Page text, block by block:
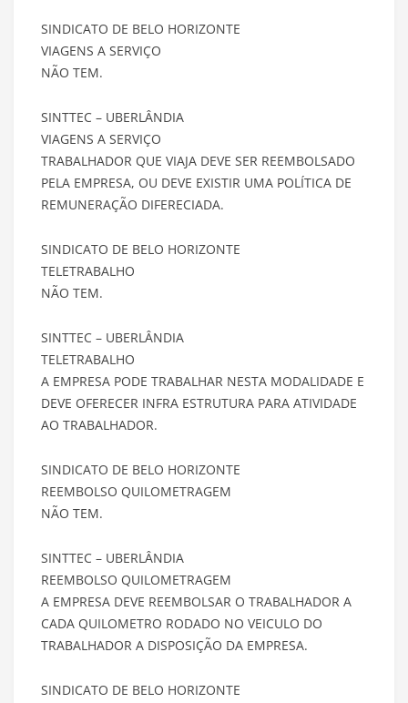
SINDICATO DE BELO HORIZONTE
VIAGENS A SERVIÇO
NÃO TEM.
SINTTEC – UBERLÂNDIA
VIAGENS A SERVIÇO
TRABALHADOR QUE VIAJA DEVE SER REEMBOLSADO
PELA EMPRESA, OU DEVE EXISTIR UMA POLÍTICA DE
REMUNERAÇÃO DIFERECIADA.
SINDICATO DE BELO HORIZONTE
TELETRABALHO
NÃO TEM.
SINTTEC – UBERLÂNDIA
TELETRABALHO
A EMPRESA PODE TRABALHAR NESTA MODALIDADE E
DEVE OFERECER INFRA ESTRUTURA PARA ATIVIDADE
AO TRABALHADOR.
SINDICATO DE BELO HORIZONTE
REEMBOLSO QUILOMETRAGEM
NÃO TEM.
SINTTEC – UBERLÂNDIA
REEMBOLSO QUILOMETRAGEM
A EMPRESA DEVE REEMBOLSAR O TRABALHADOR A
CADA QUILOMETRO RODADO NO VEICULO DO
TRABALHADOR A DISPOSIÇÃO DA EMPRESA.
SINDICATO DE BELO HORIZONTE